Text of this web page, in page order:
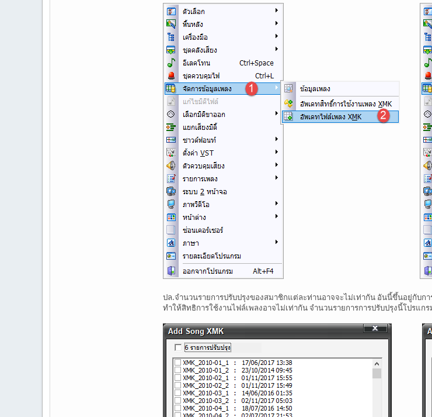
ปล.จำนวนรายการปรับปรุงของสมาชิกแต่ละท่านอาจจะไม่เท่ากัน อันนี้ขึ้นอยู่กับก
ทำให้สิทธิการใช้งานไฟล์เพลงอาจไม่เท่ากัน จำนวนรายการการปรับปรุงนี้โปร